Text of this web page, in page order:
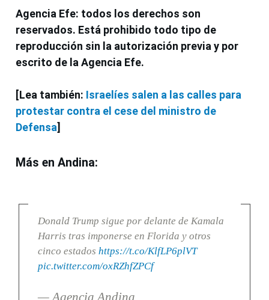
Agencia Efe: todos los derechos son
reservados. Está prohibido todo tipo de
reproducción sin la autorización previa y por
escrito de la Agencia Efe.
[Lea también: Israelíes salen a las calles para
protestar contra el cese del ministro de
Defensa]
Más en Andina:
Donald Trump sigue por delante de Kamala
Harris tras imponerse en Florida y otros
cinco estados https://t.co/KlfLP6plVT
pic.twitter.com/oxRZhfZPCf
— Agencia Andina